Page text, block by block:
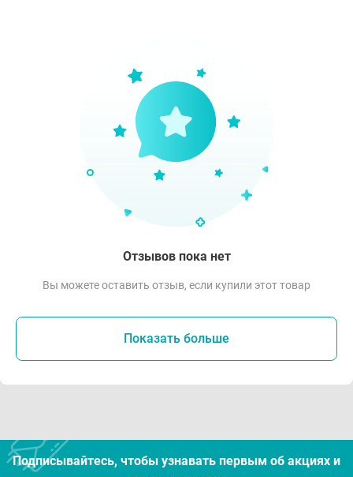
Отзывов пока нет
Вы можете оставить отзыв, если купили этот товар
Показать больше
Подписывайтесь, чтобы узнавать первым об акцияx и